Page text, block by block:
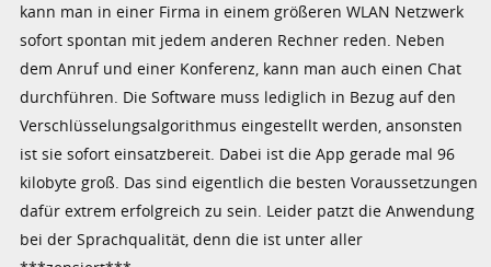
kann man in einer Firma in einem größeren WLAN Netzwerk
sofort spontan mit jedem anderen Rechner reden. Neben
dem Anruf und einer Konferenz, kann man auch einen Chat
durchführen. Die Software muss lediglich in Bezug auf den
Verschlüsselungsalgorithmus eingestellt werden, ansonsten
ist sie sofort einsatzbereit. Dabei ist die App gerade mal 96
kilobyte groß. Das sind eigentlich die besten Voraussetzungen
dafür extrem erfolgreich zu sein. Leider patzt die Anwendung
bei der Sprachqualität, denn die ist unter aller